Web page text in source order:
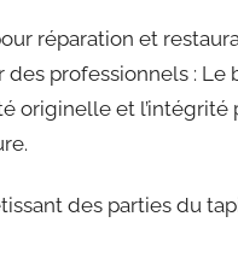
réparation et
professionnels : Le
originelle et
des parties du